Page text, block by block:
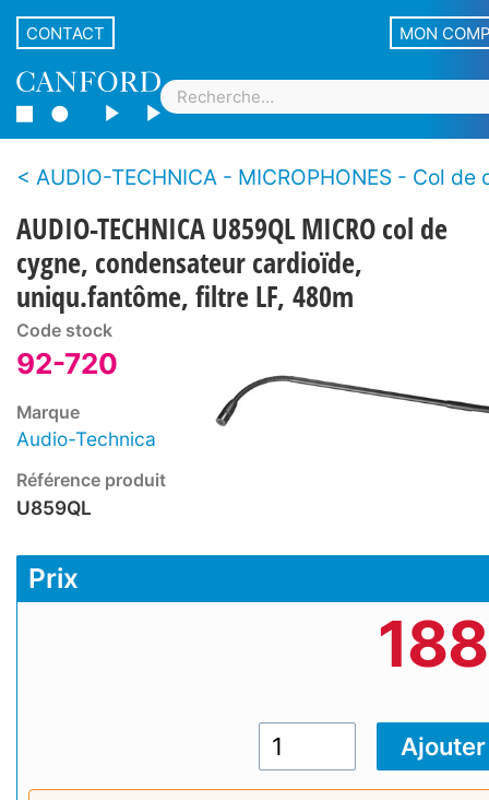
CONTACT MON
AUDIO-TECHNICA - MICROPHONES - Col de
AUDIO-TECHNICA U859QL MICRO col de
cygne, condensateur cardioïde,
uniqu.fantôme, filtre LF, 480m
Code stock
92-720
Marque
Audio-Technica
Référence produit
U859QL
Prix